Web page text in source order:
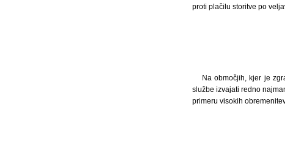
proti plačilu storitve po
Na območjih, kjer je
službe izvajati redno
primeru visokih